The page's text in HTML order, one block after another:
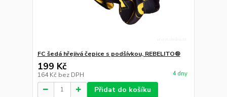
FC šedá hřejivá čepice s podšívkou, REBELITO®
199 Kč
164 Kč bez DPH 4 dny
Přidat do košíku